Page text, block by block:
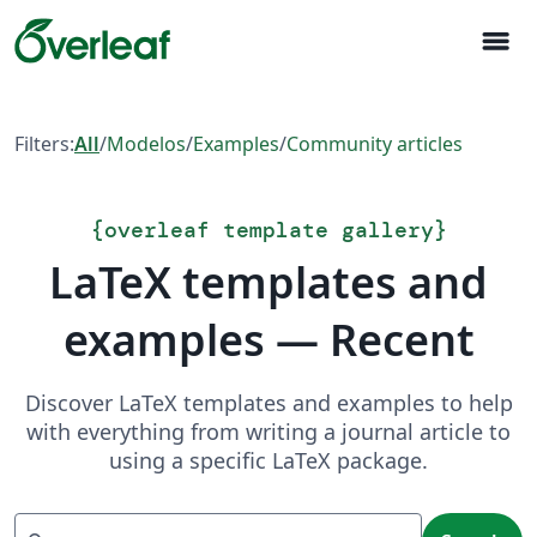
menu
Filters:All/Modelos/Examples/Community articles
{overleaf template gallery}
LaTeX templates and
examples — Recent
Discover LaTeX templates and examples to help
with everything from writing a journal article to
using a specific LaTeX package.